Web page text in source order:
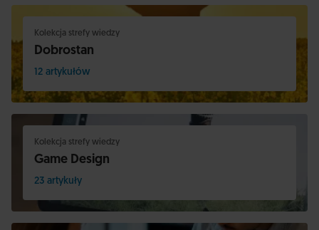
Kolekcja strefy wiedzy
Dobrostan
12 artykułów
Kolekcja strefy wiedzy
Game Design
23 artykuły